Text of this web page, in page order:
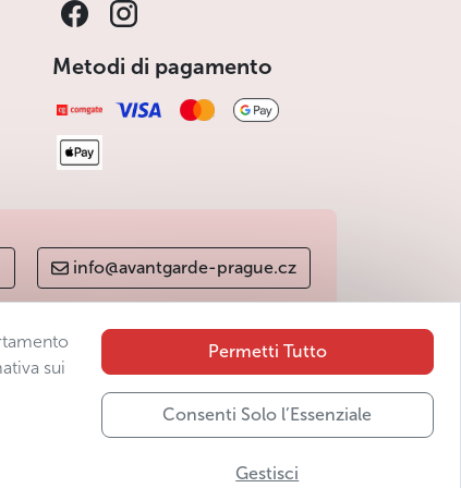
Metodi di pagamento
info@avantgarde-prague.cz
sui
Permetti Tutto
Consenti Solo l’Essenziale
Gestisci